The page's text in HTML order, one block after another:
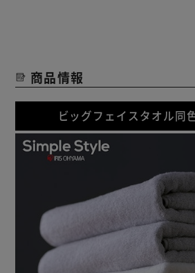
商品情報
ビッグフェイスタオル同